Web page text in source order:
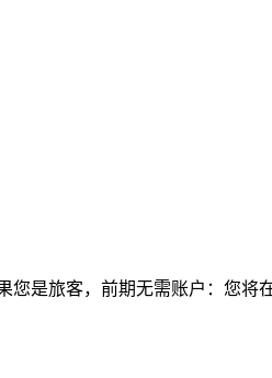
是旅客，前期无需账户：您将